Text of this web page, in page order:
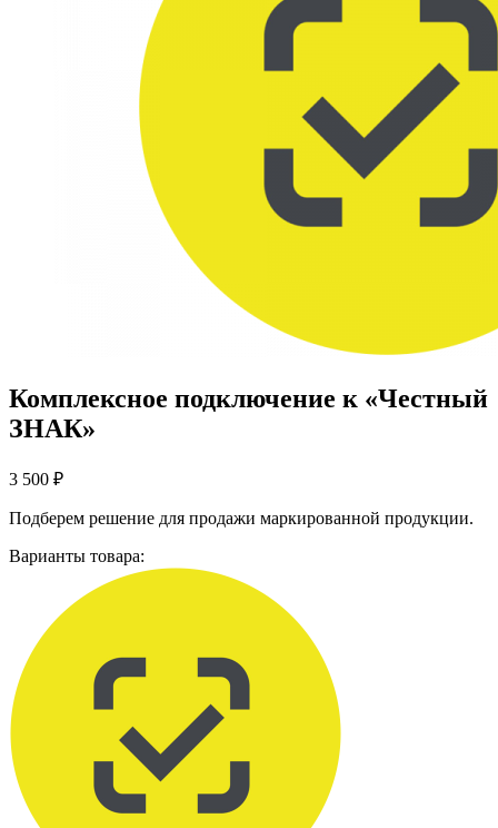
Комплексное подключение к «Честный
ЗНАК»
3 500 ₽
Подберем решение для продажи маркированной продукции.
Варианты товара: